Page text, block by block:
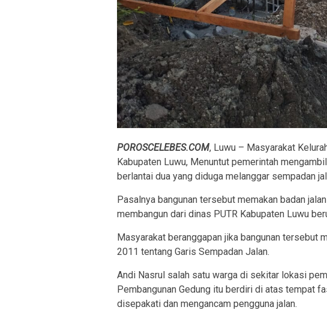
POROSCELEBES.COM, Luwu – Masyarakat
Kabupaten Luwu, Menuntut pemerintah
berlantai dua yang diduga melanggar sempadan
Pasalnya bangunan tersebut memakan badan
membangun dari dinas PUTR Kabupaten Luwu
Masyarakat beranggapan jika bangunan tersebut
2011 tentang Garis Sempadan Jalan.
Andi Nasrul salah satu warga di sekitar lokasi
Pembangunan Gedung itu berdiri di atas tempat
disepakati dan mengancam pengguna jalan.